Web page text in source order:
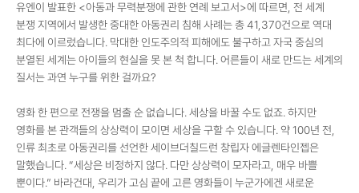
유엔이 발표한 <아동과 무력분쟁에 관한 연례 보고서>에 따르면, 전 세계
분쟁 지역에서 발생한 중대한 아동권리 침해 사례는 총 41,370건으로 역대
최다에 이르렀습니다. 막대한 인도주의적 피해에도 불구하고 자국 중심의
분열된 세계는 아이들의 현실을 못 본 척 합니다. 어른들이 새로 만드는 세계의
질서는 과연 누구를 위한 걸까요?
영화 한 편으로 전쟁을 멈출 순 없습니다. 세상을 바꿀 수도 없죠. 하지만
영화를 본 관객들의 상상력이 모이면 세상을 구할 수 있습니다. 약 100년 전,
인류 최초로 아동권리를 선언한 세이브더칠드런 창립자 에글렌타인젭은
말했습니다. “세상은 비정하지 않다. 다만 상상력이 모자라고, 매우 바쁠
뿐이다.” 바라건대, 우리가 고심 끝에 고른 영화들이 누군가에겐 새로운